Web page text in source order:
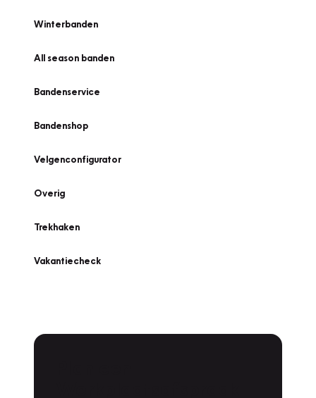
Winterbanden
All season banden
Bandenservice
Bandenshop
Velgenconfigurator
Overig
Trekhaken
Vakantiecheck